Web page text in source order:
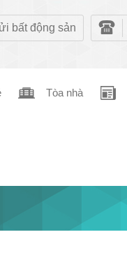
bất động sản
Tòa nhà